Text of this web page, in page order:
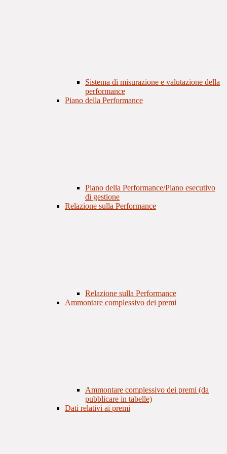
Sistema di misurazione e valutazione della
performance
Piano della Performance
Piano della Performance/Piano esecutivo
di gestione
Relazione sulla Performance
Relazione sulla Performance
Ammontare complessivo dei premi
Ammontare complessivo dei premi (da
pubblicare in tabelle)
Dati relativi ai premi